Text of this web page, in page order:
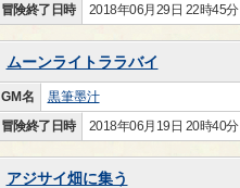
冒険終了日時
2018年06月29日 22時45分
ムーンライトララバイ
GM名 黒筆墨汁
冒険終了日時
2018年06月19日 20時40分
アジサイ畑に集う